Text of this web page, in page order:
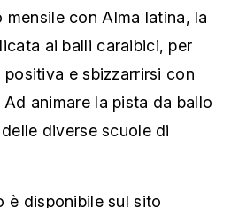
mensile con Alma latina, la
ai balli caraibici, per
e sbizzarrirsi con
animare la pista da ballo
diverse scuole di
è disponibile sul sito